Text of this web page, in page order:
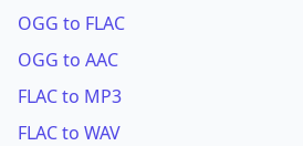
OGG to FLAC
OGG to AAC
FLAC to MP3
FLAC to WAV